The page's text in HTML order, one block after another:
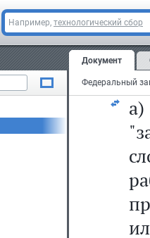
Например, технологический сбор
Документ